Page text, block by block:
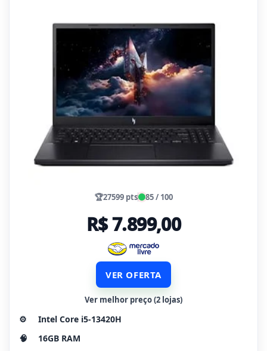
🏆27599 pts 85 / 100
R$ 7.899,00
VER OFERTA
Ver melhor preço (2 lojas)
⚙️
Intel Core i5-13420H
🧠
16GB RAM